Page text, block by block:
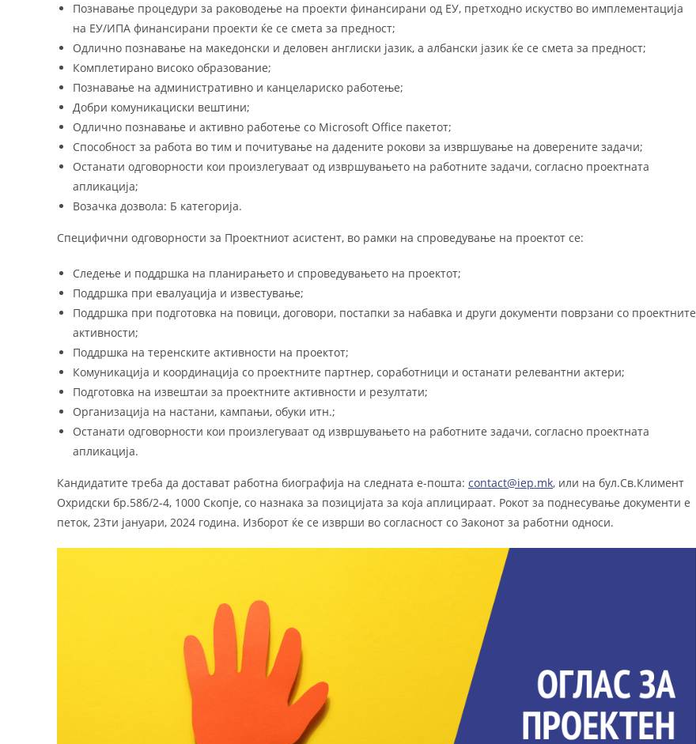
Познавање процедури за раководење на проекти финансирани од ЕУ, претходно искуство во имплементација
на ЕУ/ИПА финансирани проекти ќе се смета за предност;
Одлично познавање на македонски и деловен англиски јазик, а албански јазик ќе се смета за предност;
Комплетирано високо образование;
Познавање на административно и канцелариско работење;
Добри комуникациски вештини;
Одлично познавање и активно работење со Microsoft Office пакетот;
Способност за работа во тим и почитување на дадените рокови за извршување на доверените задачи;
Останати одговорности кои произлегуваат од извршувањето на работните задачи, согласно проектната
апликација;
Возачка дозвола: Б категорија.
Специфични одговорности за Проектниот асистент, во рамки на спроведување на проектот се:
Следење и поддршка на планирањето и спроведувањето на проектот;
Поддршка при евалуација и известување;
Поддршка при подготовка на повици, договори, постапки за набавка и други документи поврзани со проектните
активности;
Поддршка на теренските активности на проектот;
Комуникација и координација со проектните партнер, соработници и останати релевантни актери;
Подготовка на извештаи за проектните активности и резултати;
Организација на настани, кампањи, обуки итн.;
Останати одговорности кои произлегуваат од извршувањето на работните задачи, согласно проектната
апликација.
Кандидатите треба да достават работна биографија на следната е-пошта: contact@iep.mk, или на бул.Св.Климент
Охридски бр.58б/2-4, 1000 Скопје, со назнака за позицијата за која аплицираат. Рокот за поднесување документи e
петок, 23ти јануари, 2024 година. Изборот ќе се изврши во согласност со Законот за работни односи.